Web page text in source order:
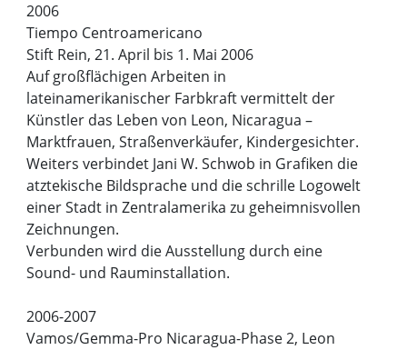
2006
Tiempo Centroamericano
Stift Rein, 21. April bis 1. Mai 2006
Auf großflächigen Arbeiten in
lateinamerikanischer Farbkraft vermittelt der
Künstler das Leben von Leon, Nicaragua –
Marktfrauen, Straßenverkäufer, Kindergesichter.
Weiters verbindet Jani W. Schwob in Grafiken die
atztekische Bildsprache und die schrille Logowelt
einer Stadt in Zentralamerika zu geheimnisvollen
Zeichnungen.
Verbunden wird die Ausstellung durch eine
Sound- und Rauminstallation.
2006-2007
Vamos/Gemma-Pro Nicaragua-Phase 2, Leon